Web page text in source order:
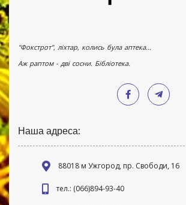
"Фокстрот", ліхтар, колись була аптека...
Аж раптом - дві сосни. Бібліотека.
Наша адреса:
88018 м Ужгород, пр. Свободи, 16
тел.: (066)894-93-40